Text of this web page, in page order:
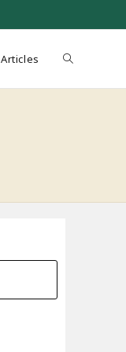
Articles Toggle